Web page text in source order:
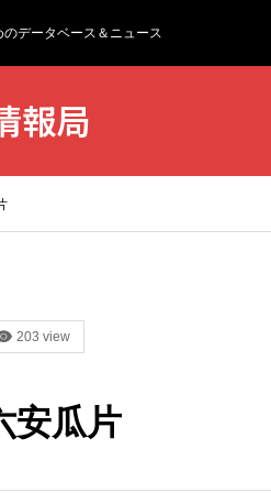
データベース＆ニュース
報局
203 view
安瓜片